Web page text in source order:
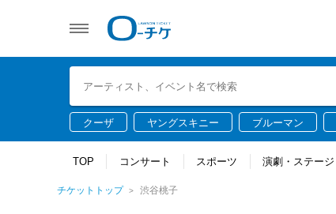
クーザ ヤングスキニー ブルーマン
TOP コンサート スポーツ 演劇・ステージ
チケットトップ 渋谷桃子